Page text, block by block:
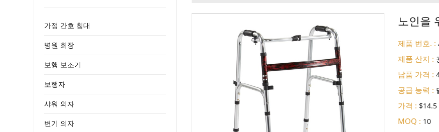
노인을
제품 번호. :
제품 산지 :
납품 가격 :
공급 능력 :
가격 : $14.5
MOQ : 10
가정 간호 침대
병원 회장
보행 보조기
보행자
샤워 의자
변기 의자